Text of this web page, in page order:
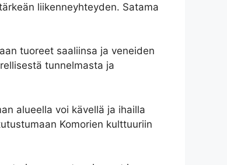
liikenneyhteyden. Satama
tuoreet saaliinsa ja veneiden
tunnelmasta ja
alueella voi kävellä ja ihailla
Komorien kulttuuriin